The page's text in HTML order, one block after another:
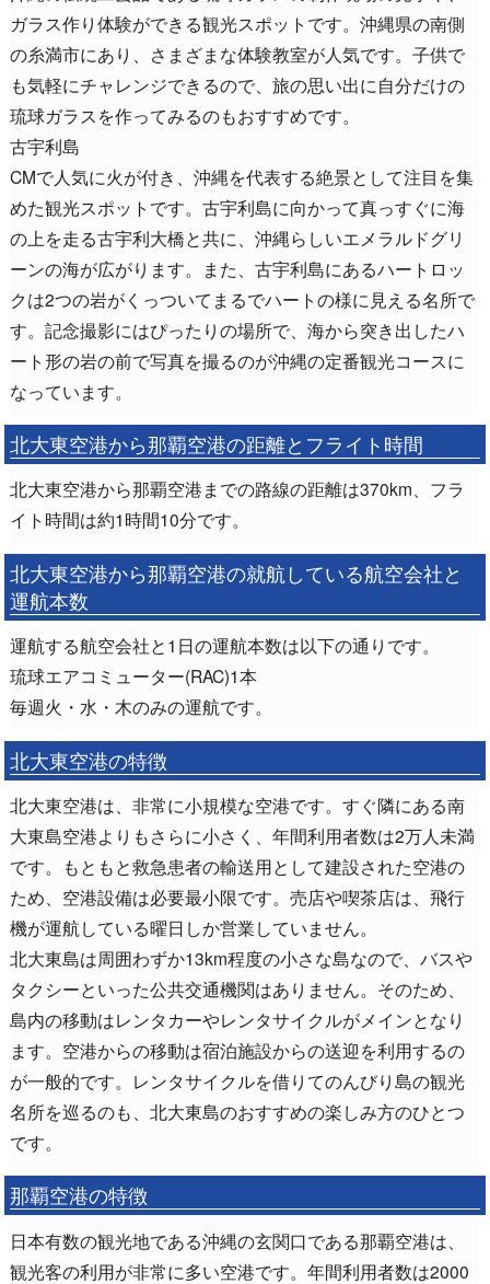
ガラス作り体験ができる観光スポットです。沖縄県の南側
の糸満市にあり、さまざまな体験教室が人気です。子供で
も気軽にチャレンジできるので、旅の思い出に自分だけの
琉球ガラスを作ってみるのもおすすめです。
古宇利島
CMで人気に火が付き、沖縄を代表する絶景として注目を集
めた観光スポットです。古宇利島に向かって真っすぐに海
の上を走る古宇利大橋と共に、沖縄らしいエメラルドグリ
ーンの海が広がります。また、古宇利島にあるハートロッ
クは2つの岩がくっついてまるでハートの様に見える名所で
す。記念撮影にはぴったりの場所で、海から突き出したハ
ート形の岩の前で写真を撮るのが沖縄の定番観光コースに
なっています。
北大東空港から那覇空港の距離とフライト時間
北大東空港から那覇空港までの路線の距離は370km、フラ
イト時間は約1時間10分です。
北大東空港から那覇空港の就航している航空会社と
運航本数
運航する航空会社と1日の運航本数は以下の通りです。
琉球エアコミューター(RAC)1本
毎週火・水・木のみの運航です。
北大東空港の特徴
北大東空港は、非常に小規模な空港です。すぐ隣にある南
大東島空港よりもさらに小さく、年間利用者数は2万人未満
です。もともと救急患者の輸送用として建設された空港の
ため、空港設備は必要最小限です。売店や喫茶店は、飛行
機が運航している曜日しか営業していません。
北大東島は周囲わずか13km程度の小さな島なので、バスや
タクシーといった公共交通機関はありません。そのため、
島内の移動はレンタカーやレンタサイクルがメインとなり
ます。空港からの移動は宿泊施設からの送迎を利用するの
が一般的です。レンタサイクルを借りてのんびり島の観光
名所を巡るのも、北大東島のおすすめの楽しみ方のひとつ
です。
那覇空港の特徴
日本有数の観光地である沖縄の玄関口である那覇空港は、
観光客の利用が非常に多い空港です。年間利用者数は2000